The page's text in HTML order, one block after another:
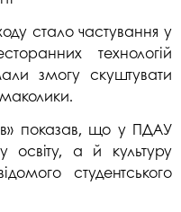
стало частування у
технологій
змогу скуштувати
показав, що у ПДАУ
освіту, а й культуру
студентського